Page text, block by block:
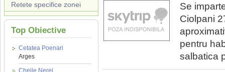
Retete specifice zonei
Top Obiective
Cetatea Poenari
Arges
Cheile Nerei
Se
Ciolpani
pentru
salbatica